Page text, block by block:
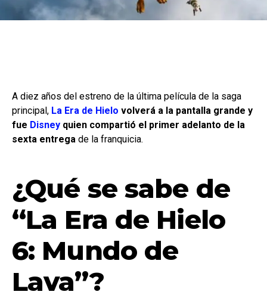
A diez años del estreno de la última película de la saga
principal, La Era de Hielo volverá a la pantalla grande y
fue Disney quien compartió el primer adelanto de la
sexta entrega de la franquicia.
¿Qué se sabe de
“La Era de Hielo
6: Mundo de
Lava”?